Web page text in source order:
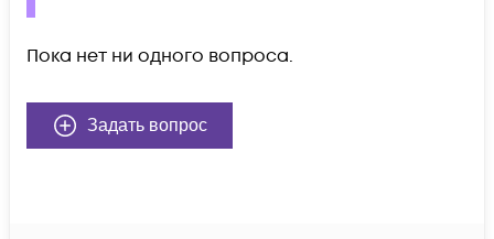
Пока нет ни одного вопроса.
Задать вопрос